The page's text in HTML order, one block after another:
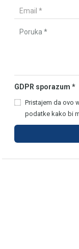
GDPR sporazum *
Pristajem da ovo
podatke kako bi